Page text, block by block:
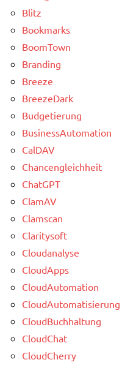
Blitz
Bookmarks
BoomTown
Branding
Breeze
BreezeDark
Budgetierung
BusinessAutomation
CalDAV
Chancengleichheit
ChatGPT
ClamAV
Clamscan
Claritysoft
Cloudanalyse
CloudApps
CloudAutomation
CloudAutomatisierung
CloudBuchhaltung
CloudChat
CloudCherry